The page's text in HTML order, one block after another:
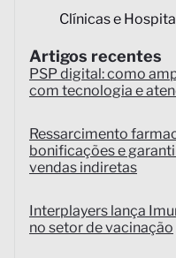
Clínicas e
Artigos recentes
PSP digital: como
com tecnologia e
Ressarcimento
bonificações e
vendas indiretas
Interplayers lança
no setor de vacinação